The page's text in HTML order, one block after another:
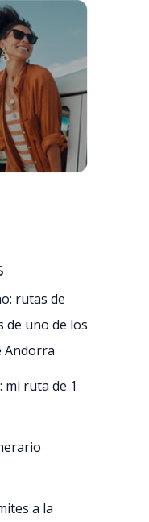
rutas de
de uno de los
Andorra
mi ruta de 1
a la